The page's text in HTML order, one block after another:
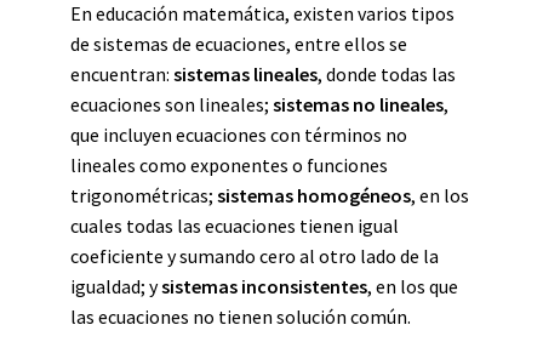
En educación matemática, existen varios tipos
de sistemas de ecuaciones, entre ellos se
encuentran: sistemas lineales, donde todas las
ecuaciones son lineales; sistemas no lineales,
que incluyen ecuaciones con términos no
lineales como exponentes o funciones
trigonométricas; sistemas homogéneos, en los
cuales todas las ecuaciones tienen igual
coeficiente y sumando cero al otro lado de la
igualdad; ysistemas inconsistentes, en los que
las ecuaciones no tienen solución común.